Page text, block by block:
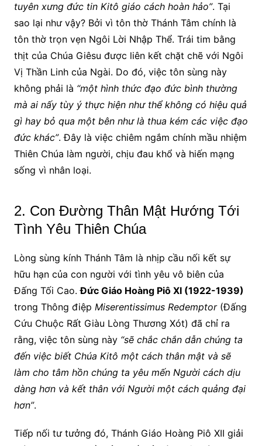
tuyên xưng đức tin Kitô giáo cách hoàn hảo”. Tại
sao lại như vậy? Bởi vì tôn thờ Thánh Tâm chính là
tôn thờ trọn vẹn Ngôi Lời Nhập Thể. Trái tim bằng
thịt của Chúa Giêsu được liên kết chặt chẽ với Ngôi
Vị Thần Linh của Ngài. Do đó, việc tôn sùng này
không phải là “một hình thức đạo đức bình thường
mà ai nấy tùy ý thực hiện như thể không có hiệu quả
gì hay bỏ qua một bên như là thua kém các việc đạo
đức khác”. Đây là việc chiêm ngắm chính mầu nhiệm
Thiên Chúa làm người, chịu đau khổ và hiến mạng
sống vì nhân loại.
2. Con Đường Thân Mật Hướng Tới
Tình Yêu Thiên Chúa
Lòng sùng kính Thánh Tâm là nhịp cầu nối kết sự
hữu hạn của con người với tình yêu vô biên của
Đấng Tối Cao.Đức Giáo Hoàng Piô XI (1922-1939)
trong Thông điệp Miserentissimus Redemptor(Đấng
Cứu Chuộc Rất Giàu Lòng Thương Xót) đã chỉ ra
rằng, việc tôn sùng này “sẽ chắc chắn dẫn chúng ta
đến việc biết Chúa Kitô một cách thân mật và sẽ
làm cho tâm hồn chúng ta yêu mến Người cách dịu
dàng hơn và kết thân với Người một cách quảng đại
hơn”.
Tiếp nối tư tưởng đó, Thánh Giáo Hoàng Piô XII giải